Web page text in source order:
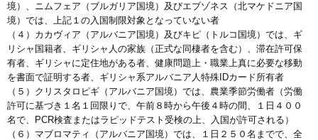
境）、ニムフェア（ブルガリア国境）及びエブゾネス（北マケドニア国
境）では、上記１の入国制限対象となっていない者
（４）カカヴィア（アルバニア国境）及びキピ（トルコ国境）では、ギ
リシャ国籍者、ギリシャ人の家族（正式な同棲者を含む）、滞在許可保
有者、ギリシャに定住地がある者、健康問題上・職業上真に必要な移動
を書面で証明する者、ギリシャ系アルバニア人特殊IDカード所有者
（５）クリスタロピギ（アルバニア国境）では、農業季節労働者（労働
許可に基づき１名１回限りで、午前８時から午後４時の間、１日４００
名で、PCR検査またはラピッドテスト受検の上、入国が許可される）
（６）マブロマティ（アルバニア国境）では、１日２５０名までで、全